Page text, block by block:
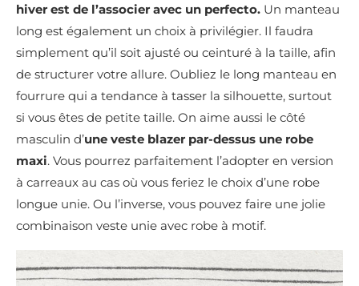
hiver est de l’associer avec un perfecto. Un manteau
long est également un choix à privilégier. Il faudra
simplement qu’il soit ajusté ou ceinturé à la taille, afin
de structurer votre allure. Oubliez le long manteau en
fourrure qui a tendance à tasser la silhouette, surtout
si vous êtes de petite taille. On aime aussi le côté
masculin d’une veste blazer par-dessus une robe
maxi. Vous pourrez parfaitement l’adopter en version
à carreaux au cas où vous feriez le choix d’une robe
longue unie. Ou l’inverse, vous pouvez faire une jolie
combinaison veste unie avec robe à motif.